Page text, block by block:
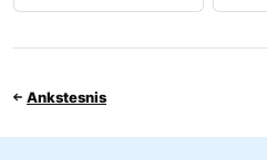
Ankstesnis